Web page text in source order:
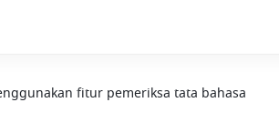
fitur pemeriksa tata bahasa